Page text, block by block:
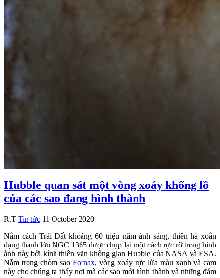
Hubble quan sát một vòng xoáy khổng lồ
của các sao đang hình thành
R.T Tin tức 11 October 2020
Nằm cách Trái Đất khoảng 60 triệu năm ánh sáng, thiên hà xoắn
dạng thanh lớn NGC 1365 được chụp lại một cách rực rỡ trong hình
ảnh này bởi kính thiên văn không gian Hubble của NASA và ESA.
Nằm trong chòm sao Fornax, vòng xoáy rực lửa màu xanh và cam
này cho chúng ta thấy nơi mà các sao mới hình thành và những đám